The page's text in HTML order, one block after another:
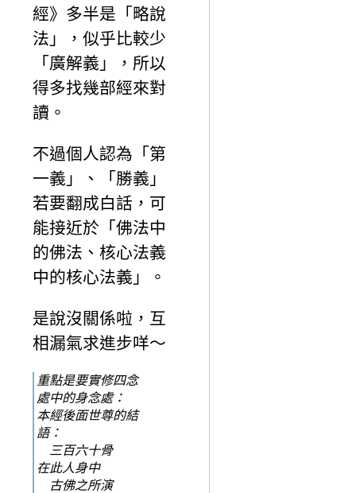
經》多半是「略說
法」，似乎比較少
「廣解義」，所以
得多找幾部經來對
讀。
不過個人認為「第
一義」、「勝義」
若要翻成白話，可
能接近於「佛法中
的佛法、核心法義
中的核心法義」。
是說沒關係啦，互
相漏氣求進步咩～
重點是要實修四念
處中的身念處：
本經後面世尊的結
語：
三百六十骨
在此人身中
古佛之所演